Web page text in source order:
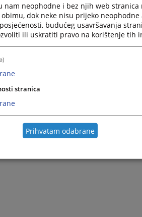
nam neophodne i bez njih web stranica
dok neke nisu prijeko neophodne
budućeg usavršavanja
ili uskratiti pravo na korištenje tih
stranica
Prihvatam odabrane